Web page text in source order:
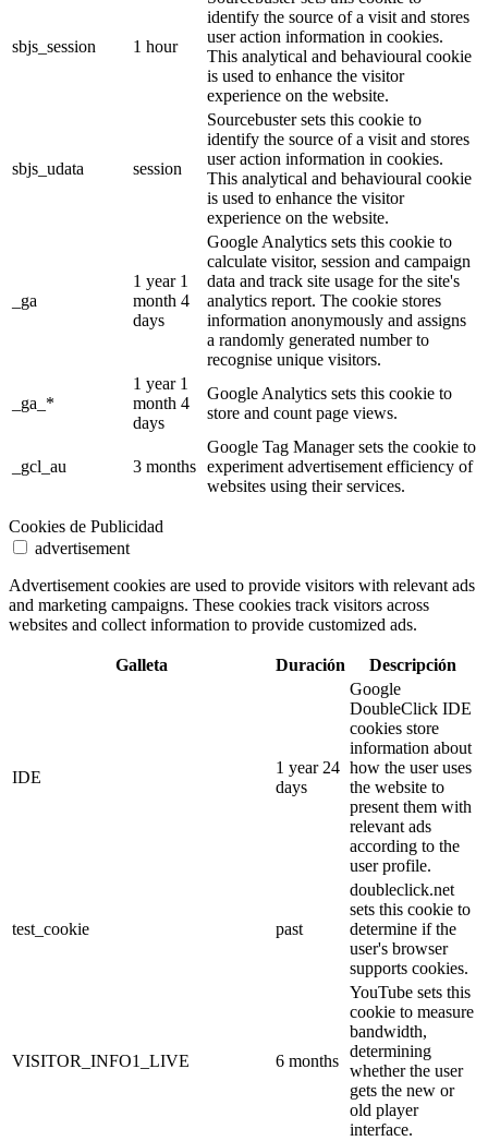
sbjs_session 1 hour
identify the source of a visit and stores
user action information in cookies.
This analytical and behavioural cookie
is used to enhance the visitor
experience on the website.
sbjs_udata session
Sourcebuster sets this cookie to
identify the source of a visit and stores
user action information in cookies.
This analytical and behavioural cookie
is used to enhance the visitor
experience on the website.
_ga
1 year 1
month 4
days
Google Analytics sets this cookie to
calculate visitor, session and campaign
data and track site usage for the site's
analytics report. The cookie stores
information anonymously and assigns
a randomly generated number to
recognise unique visitors.
_ga_*
1 year 1
month 4
days
Google Analytics sets this cookie to
store and count page views.
_gcl_au 3 months
Google Tag Manager sets the cookie to
experiment advertisement efficiency of
websites using their services.
Cookies de Publicidad
advertisement
Advertisement cookies are used to provide visitors with relevant ads
and marketing campaigns. These cookies track visitors across
websites and collect information to provide customized ads.
Galleta Duración Descripción
IDE
1 year 24
days
Google
DoubleClick IDE
cookies store
information about
how the user uses
the website to
present them with
relevant ads
according to the
user profile.
test_cookie past
doubleclick.net
sets this cookie to
determine if the
user's browser
supports cookies.
VISITOR_INFO1_LIVE 6 months
YouTube sets this
cookie to measure
bandwidth,
determining
whether the user
gets the new or
old player
interface.